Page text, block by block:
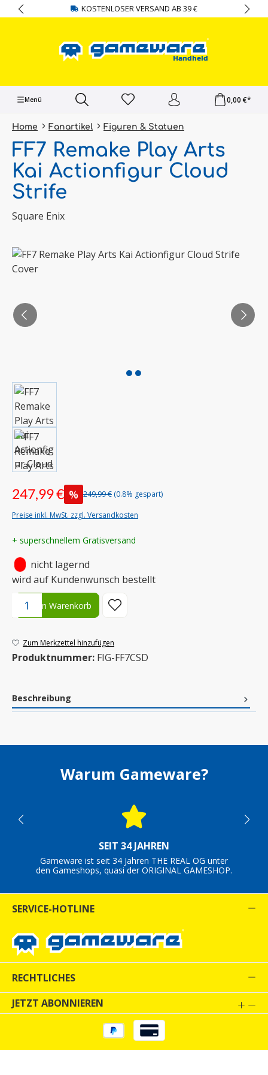
springen KOSTENLOSER VERSAND AB 39 €
Menü 0,00 €*
Home Fanartikel Figuren & Statuen
FF7 Remake Play Arts
Kai Actionfigur Cloud
Strife
Square Enix
Bildergalerie überspringen
247,99 € % 249,99 € (0.8% gespart)
Preise inkl. MwSt. zzgl. Versandkosten
+ superschnellem Gratisversand
nicht lagernd
wird auf Kundenwunsch bestellt
Produkt Anzahl: Gib den gewünschten Wert ein oder benutze
In den Warenkorb
Zum Merkzettel hinzufügen
Produktnummer: FIG-FF7CSD
Beschreibung
Warum Gameware?
SEIT 34 JAHREN
Gameware ist seit 34 Jahren THE REAL OG unter
den Gameshops, quasi der ORIGINAL GAMESHOP.
SERVICE-HOTLINE
RECHTLICHES
JETZT ABONNIEREN